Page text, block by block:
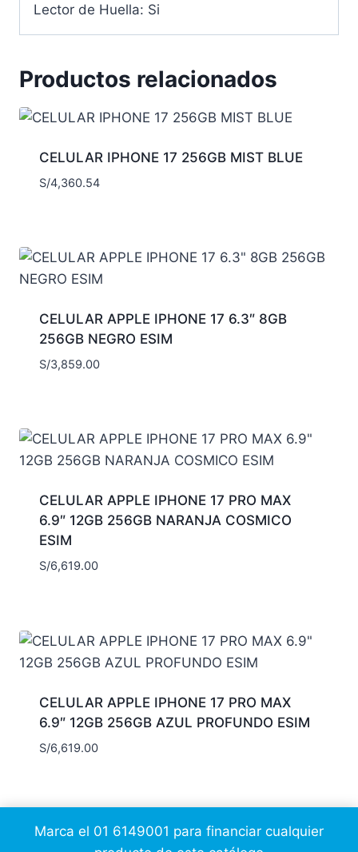
Marca el 01 6149001 para financiar cualquier
Lector de Huella: Si
Productos relacionados
CELULAR IPHONE 17 256GB MIST BLUE
S/4,360.54
CELULAR APPLE IPHONE 17 6.3″ 8GB
256GB NEGRO ESIM
S/3,859.00
CELULAR APPLE IPHONE 17 PRO MAX
6.9″ 12GB 256GB NARANJA COSMICO
ESIM
S/6,619.00
CELULAR APPLE IPHONE 17 PRO MAX
6.9″ 12GB 256GB AZUL PROFUNDO ESIM
S/6,619.00